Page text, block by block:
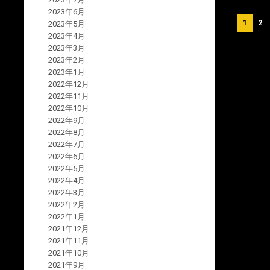
投1 2
2023年6月
2023年5月
2023年4月
2023年3月
2023年2月
2023年1月
2022年12月
2022年11月
2022年10月
2022年9月
2022年8月
2022年7月
2022年6月
2022年5月
2022年4月
2022年3月
2022年2月
2022年1月
2021年12月
2021年11月
2021年10月
2021年9月